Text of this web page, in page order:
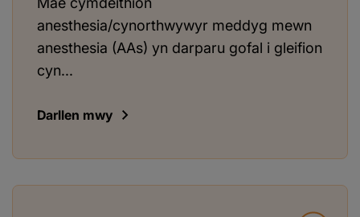
anesthesia/cynorthwywyr meddyg mewn
anesthesia (AAs) yn darparu gofal i gleifion
cyn...
Darllen mwy